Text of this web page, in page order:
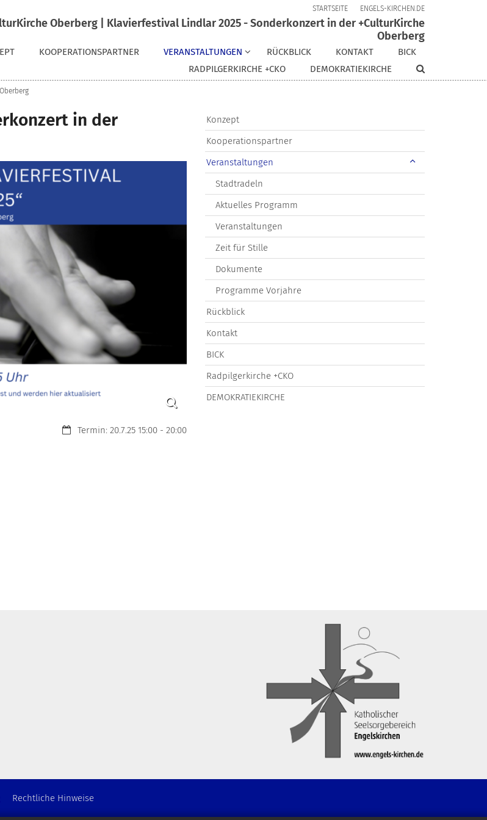
STARTSEITE ENGELS-KIRCHEN.DE
Oberberg | Klavierfestival Lindlar 2025 - Sonderkonzert in der +CulturKirche
Oberberg
KOOPERATIONSPARTNER VERANSTALTUNGEN RÜCKBLICK KONTAKT
BICK
RADPILGERKIRCHE +CKO
DEMOKRATIEKIRCHE
in der
Datum:Termin: 20.7.25 15:00 - 20:00
Konzept
Kooperationspartner
Veranstaltungen
Stadtradeln
Aktuelles Programm
Veranstaltungen
Zeit für Stille
Dokumente
Programme Vorjahre
Rückblick
Kontakt
BICK
Radpilgerkirche +CKO
DEMOKRATIEKIRCHE
Rechtliche Hinweise